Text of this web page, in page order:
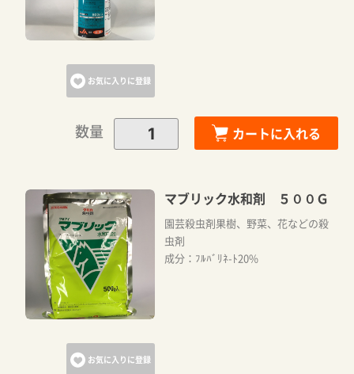
お気に入りに登録
数量 カートに入れる
お気に入りに登録
マブリック水和剤 ５００Ｇ
園芸殺虫剤果樹、野菜、花などの殺
虫剤
成分：ﾌﾙﾊﾞﾘﾈ-ﾄ20%